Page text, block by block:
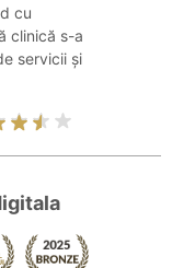
cu
clinică s-a
servicii și